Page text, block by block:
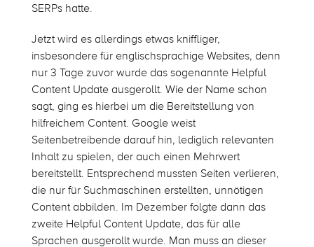
SERPs hatte.
Jetzt wird es allerdings etwas kniffliger,
insbesondere für englischsprachige Websites, denn
nur 3 Tage zuvor wurde das sogenannte Helpful
Content Update ausgerollt. Wie der Name schon
sagt, ging es hierbei um die Bereitstellung von
hilfreichem Content. Google weist
Seitenbetreibende darauf hin, lediglich relevanten
Inhalt zu spielen, der auch einen Mehrwert
bereitstellt. Entsprechend mussten Seiten verlieren,
die nur für Suchmaschinen erstellten, unnötigen
Content abbilden. Im Dezember folgte dann das
zweite Helpful Content Update, das für alle
Sprachen ausgerollt wurde. Man muss an dieser